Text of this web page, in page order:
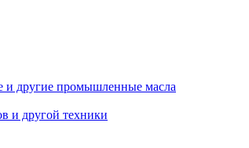
и другие промышленные масла
и другой техники